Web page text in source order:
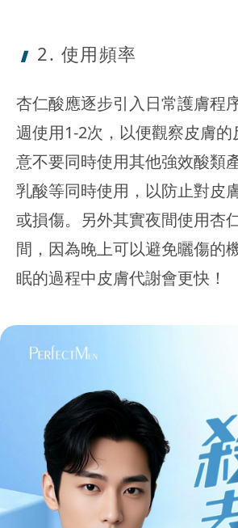
2. 使用頻率
杏仁酸應逐步引入日常護膚程
週使用1-2次，以便觀察皮膚
意不要同時使用其他強效酸類
乳酸等同時使用，以防止對皮
或損傷。另外其實夜間使用杏
間，因為晚上可以避免曬傷的
眠的過程中皮膚代謝會更快！